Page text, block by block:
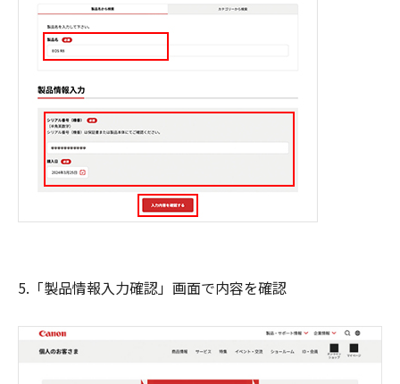
5.「製品情報入力確認」画面で内容を確認